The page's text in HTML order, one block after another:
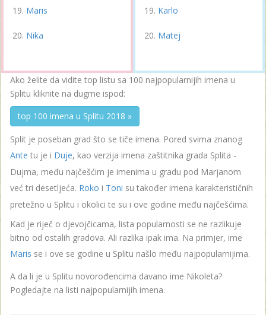
Maris
Nika
Karlo
Matej
Ako želite da vidite top listu sa 100 najpopularnijih imena u
Splitu kliknite na dugme ispod:
top 100 imena u Splitu 2018 »
Split je poseban grad što se tiče imena. Pored svima znanog
Ante tu je i Duje, kao verzija imena zaštitnika grada Splita -
Dujma, među najčešćim je imenima u gradu pod Marjanom
već tri desetljeća. Roko i Toni su također imena karakterističnih
pretežno u Splitu i okolici te su i ove godine među najčešćima.
Kad je riječ o djevojčicama, lista popularnosti se ne razlikuje
bitno od ostalih gradova. Ali razlika ipak ima. Na primjer, ime
Maris se i ove se godine u Splitu našlo među najpopularnijima.
A da li je u Splitu novorođencima davano ime Nikoleta?
Pogledajte na listi najpopularnijih imena.